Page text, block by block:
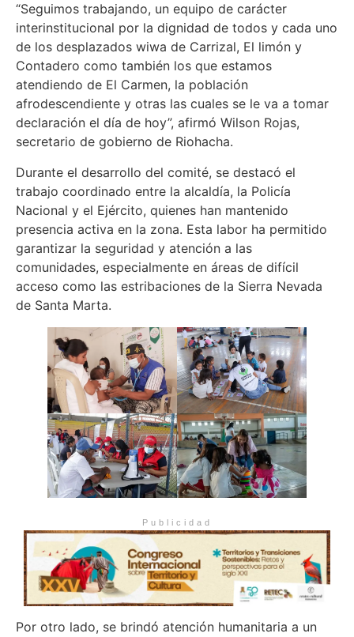
“Seguimos trabajando, un equipo de carácter
interinstitucional por la dignidad de todos y cada uno
de los desplazados wiwa de Carrizal, El limón y
Contadero como también los que estamos
atendiendo de El Carmen, la población
afrodescendiente y otras las cuales se le va a tomar
declaración el día de hoy”, afirmó Wilson Rojas,
secretario de gobierno de Riohacha.
Durante el desarrollo del comité, se destacó el
trabajo coordinado entre la alcaldía, la Policía
Nacional y el Ejército, quienes han mantenido
presencia activa en la zona. Esta labor ha permitido
garantizar la seguridad y atención a las
comunidades, especialmente en áreas de difícil
acceso como las estribaciones de la Sierra Nevada
de Santa Marta.
Publicidad
Por otro lado, se brindó atención humanitaria a un